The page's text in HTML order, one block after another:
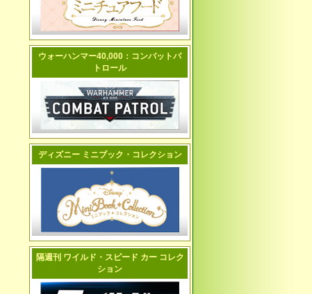
ウォーハンマー40,000：コンバットパ
トロール
ディズニー ミニブック・コレクション
隔週刊 ワイルド・スピード カー コレク
ション